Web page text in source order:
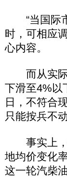
“当国际市
时，可相应
心内容。
而从实际
下滑至4%以
日，不符合
只能按兵不动
事实上，
地均价变化
这一轮汽柴